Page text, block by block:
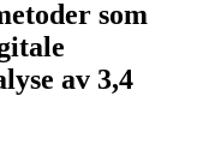
som
av 3,4